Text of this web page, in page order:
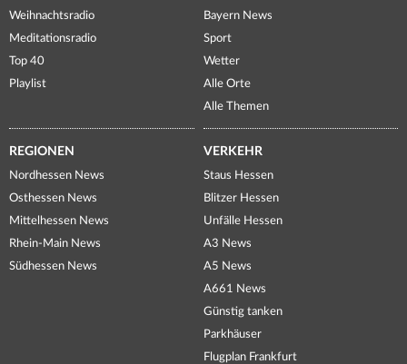
Weihnachtsradio
Meditationsradio
Top 40
Playlist
Bayern News
Sport
Wetter
Alle Orte
Alle Themen
REGIONEN
Nordhessen News
Osthessen News
Mittelhessen News
Rhein-Main News
Südhessen News
VERKEHR
Staus Hessen
Blitzer Hessen
Unfälle Hessen
A3 News
A5 News
A661 News
Günstig tanken
Parkhäuser
Flugplan Frankfurt